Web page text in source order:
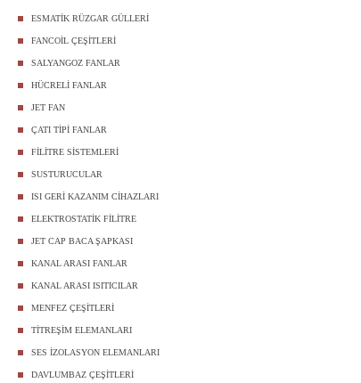
ESMATİK RÜZGAR GÜLLERİ
FANCOİL ÇEŞİTLERİ
SALYANGOZ FANLAR
HÜCRELİ FANLAR
JET FAN
ÇATI TİPİ FANLAR
FİLİTRE SİSTEMLERİ
SUSTURUCULAR
ISI GERİ KAZANIM CİHAZLARI
ELEKTROSTATİK FİLİTRE
JET CAP BACA ŞAPKASI
KANAL ARASI FANLAR
KANAL ARASI ISITICILAR
MENFEZ ÇEŞİTLERİ
TİTREŞİM ELEMANLARI
SES İZOLASYON ELEMANLARI
DAVLUMBAZ ÇEŞİTLERİ